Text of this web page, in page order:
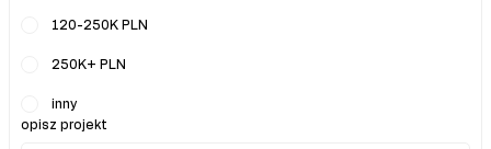
120-250K PLN
250K+ PLN
inny
opisz projekt